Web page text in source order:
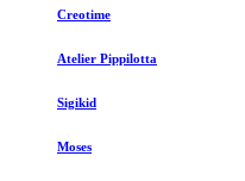
Creotime
Atelier Pippilotta
Sigikid
Moses